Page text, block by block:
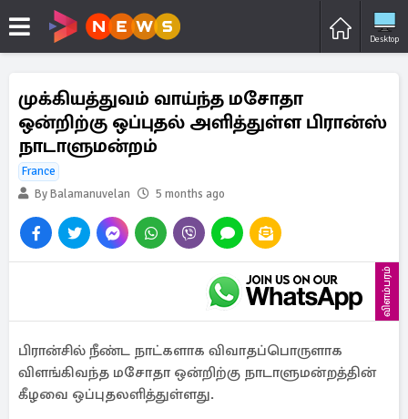
Desktop
முக்கியத்துவம் வாய்ந்த மசோதா
ஒன்றிற்கு ஒப்புதல் அளித்துள்ள பிரான்ஸ்
நாடாளுமன்றம்
France
By Balamanuvelan
5 months ago
விளம்பரம்
பிரான்சில் நீண்ட நாட்களாக விவாதப்பொருளாக
விளங்கிவந்த மசோதா ஒன்றிற்கு நாடாளுமன்றத்தின்
கீழவை ஒப்புதலளித்துள்ளது.